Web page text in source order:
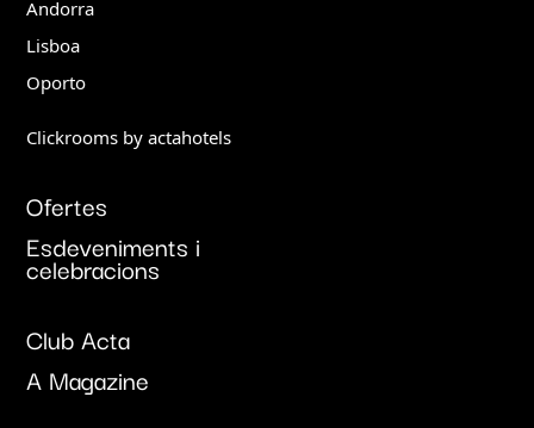
Andorra
Lisboa
Oporto
Clickrooms by actahotels
Ofertes
Esdeveniments i
celebracions
Club Acta
A Magazine